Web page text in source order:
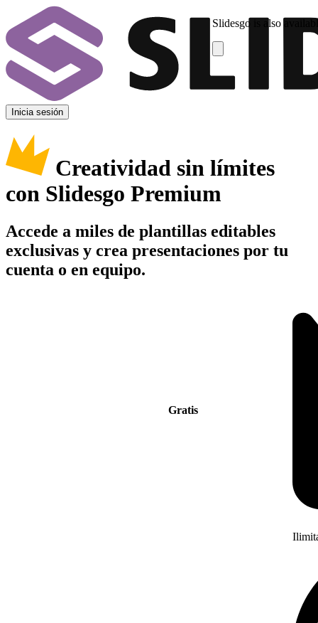
Slidesgo is also
Inicia sesión
Creatividad sin límites
con Slidesgo Premium
Accede a miles de plantillas editables
exclusivas y crea presentaciones por tu
cuenta o en equipo.
Gratis